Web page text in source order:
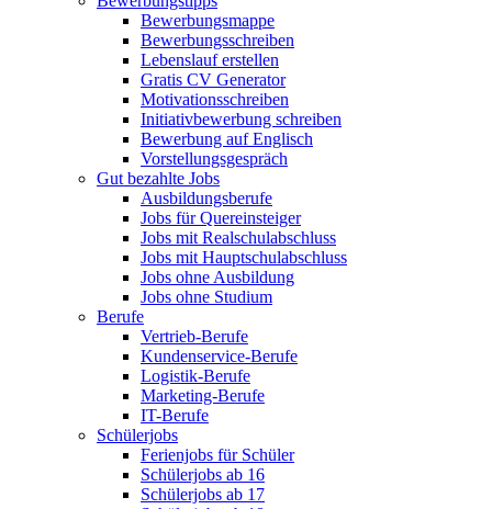
Bewerbungsmappe
Bewerbungsschreiben
Lebenslauf erstellen
Gratis CV Generator
Motivationsschreiben
Initiativbewerbung schreiben
Bewerbung auf Englisch
Vorstellungsgespräch
Gut bezahlte Jobs
Ausbildungsberufe
Jobs für Quereinsteiger
Jobs mit Realschulabschluss
Jobs mit Hauptschulabschluss
Jobs ohne Ausbildung
Jobs ohne Studium
Berufe
Vertrieb-Berufe
Kundenservice-Berufe
Logistik-Berufe
Marketing-Berufe
IT-Berufe
Schülerjobs
Ferienjobs für Schüler
Schülerjobs ab 16
Schülerjobs ab 17